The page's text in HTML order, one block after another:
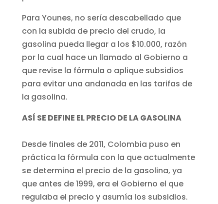
Para Younes, no sería descabellado que
con la subida de precio del crudo, la
gasolina pueda llegar a los $10.000, razón
por la cual hace un llamado al Gobierno a
que revise la fórmula o aplique subsidios
para evitar una andanada en las tarifas de
la gasolina.
ASÍ SE DEFINE EL PRECIO DE LA GASOLINA
Desde finales de 2011, Colombia puso en
práctica la fórmula con la que actualmente
se determina el precio de la gasolina, ya
que antes de 1999, era el Gobierno el que
regulaba el precio y asumía los subsidios.